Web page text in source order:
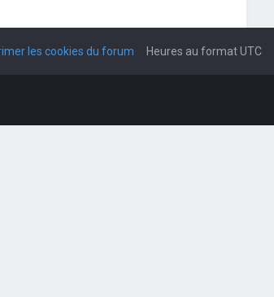
Heures au formatUTC
les cookies du forum